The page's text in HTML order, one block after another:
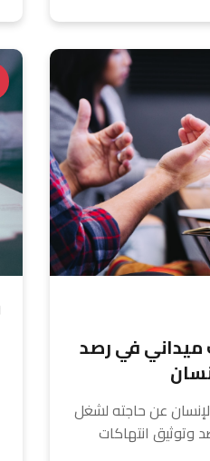
ميداني في رصد
عن حاجته لشغل
وتوثيق انتهاكات